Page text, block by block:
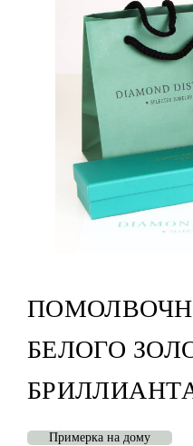
БЕЛОГО
Примерка на дому